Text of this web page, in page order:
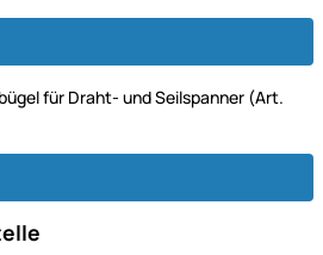
für Draht- und Seilspanner (Art.